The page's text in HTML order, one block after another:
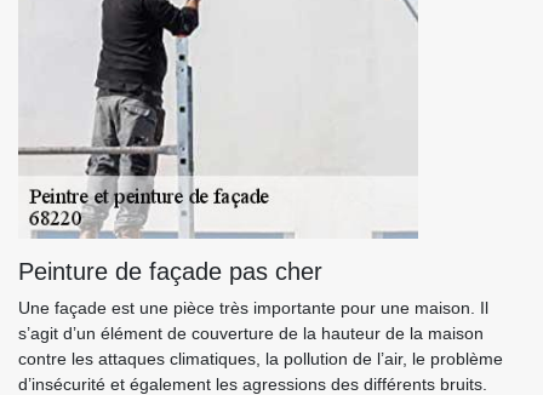
Peinture de façade pas cher
Une façade est une pièce très importante pour une maison. Il
s’agit d’un élément de couverture de la hauteur de la maison
contre les attaques climatiques, la pollution de l’air, le problème
d’insécurité et également les agressions des différents bruits.